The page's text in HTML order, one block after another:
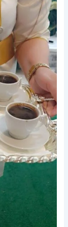
النوبى
ضيافة